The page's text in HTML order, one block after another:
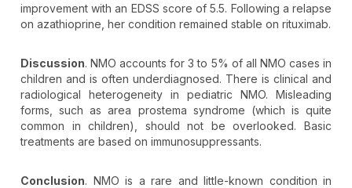
improvement with an EDSS score of 5.5. Following a relapse
on azathioprine, her condition remained stable on rituximab.
Discussion. NMO accounts for 3 to 5% of all NMO cases in
children and is often underdiagnosed. There is clinical and
radiological heterogeneity in pediatric NMO. Misleading
forms, such as area prostema syndrome (which is quite
common in children), should not be overlooked. Basic
treatments are based on immunosuppressants.
Conclusion. NMO is a rare and little-known condition in